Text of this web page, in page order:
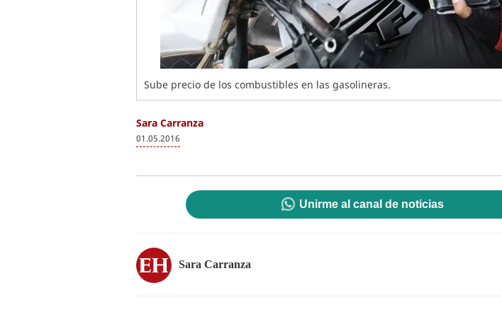
Sube precio de los combustibles en las gasolineras.
Sara Carranza
01.05.2016
Unirme al canal de noticias
Sara Carranza